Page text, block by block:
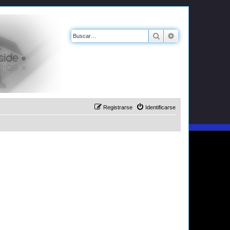
Buscar
Identificarse
Registrarse